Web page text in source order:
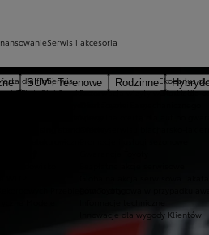
SUV i Terenowe RodzinneEkobonus
Oferta dla
Toyota?
dla firm
Financial Services
Serwis i akcesoria
Serwis
Rezerwacja wizyty w serwisie
Innowacje dla wygody Klientów